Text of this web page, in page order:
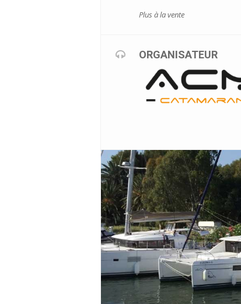
Plus à la vente
ORGANISATEUR